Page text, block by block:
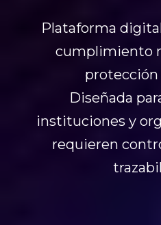
Plataforma
cumplimiento
protección
Diseñada
instituciones y
requieren